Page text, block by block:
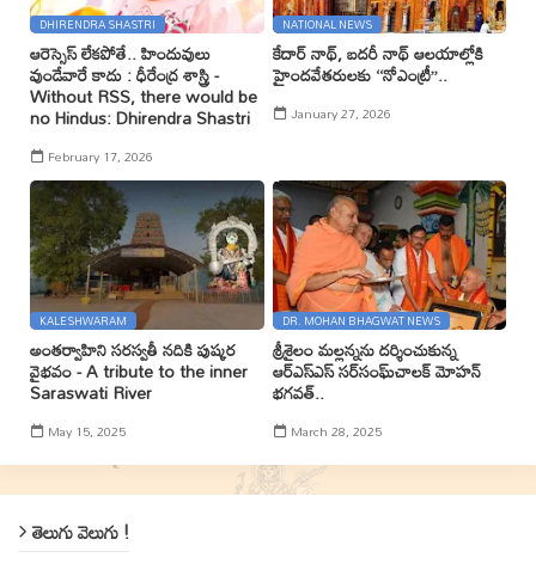
DHIRENDRA SHASTRI
ఆరెస్సెస్ లేకపోతే.. హిందువులు
వుండేవారే కాదు : ధీరేంద్ర శాస్త్రి -
Without RSS, there would be
no Hindus: Dhirendra Shastri
February 17, 2026
NATIONAL NEWS
కేదార్ నాథ్, బదరీ నాథ్ ఆలయాల్లోకి
హైందవేతరులకు ‘‘నోఎంట్రీ’’..
January 27, 2026
KALESHWARAM
అంతర్వాహిని సరస్వతీ నదికి పుష్కర
వైభవం - A tribute to the inner
Saraswati River
May 15, 2025
DR. MOHAN BHAGWAT NEWS
శ్రీశైలం మల్లన్నను దర్శించుకున్న
ఆర్ఎస్ఎస్ సర్‌సంఘ్‌చాలక్ మోహన్
భగవత్..
March 28, 2025
తెలుగు వెలుగు !